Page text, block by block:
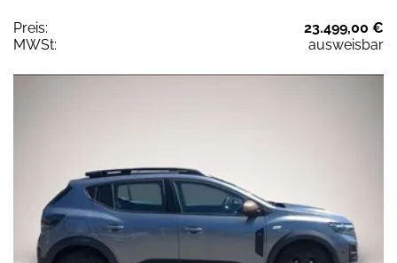
Preis:
23.499,00 €
MWSt:
ausweisbar